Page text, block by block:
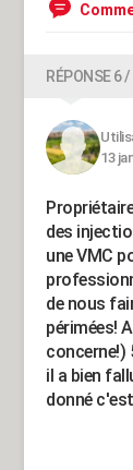
RÉPONSE 6
13
des
une VMC
de nous
périmées!
concerne!)
il a bien
donné